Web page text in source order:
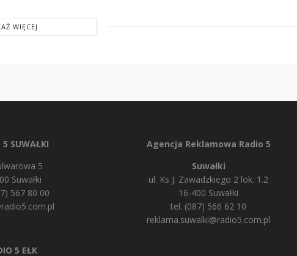
WIĘCEJ
5 SUWAŁKI
5
Suwałki
567 80 00
5 EŁK
Agencja Reklamowa Radio 5
Suwałki
ul. Ks J. Zawadzkiego 2 lok. 1.2
16-400 Suwałki
tel. (087) 566 62 10
reklama.suwalki@radio5.com.pl